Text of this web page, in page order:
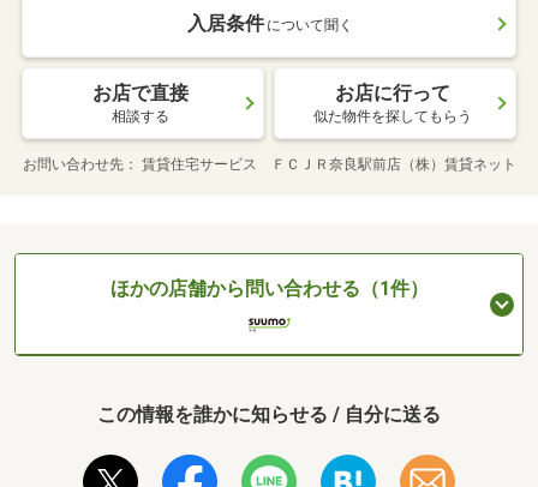
入居条件 について聞く
お店で直接
相談する
お店に行って
似た物件を探してもらう
お問い合わせ先 賃貸住宅サービス ＦＣＪＲ奈良駅前店（株）賃貸ネット
ほかの店舗から問い合わせる（1件）
この情報を誰かに知らせる / 自分に送る